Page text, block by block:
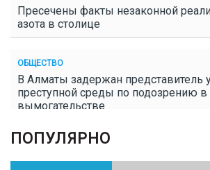
Пресечены факты незаконной
азота в столице
ОБЩЕСТВО
В Алматы задержан представитель
преступной среды по подозрению в
вымогательстве
ОБЩЕСТВО
Полицейские пресекли
ПОПУЛЯРНО